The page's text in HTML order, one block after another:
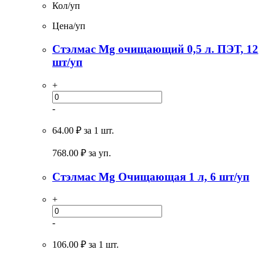
Кол/уп
Цена/уп
Стэлмас Mg очищающий 0,5 л. ПЭТ, 12
шт/уп
+
-
64.00 ₽ за 1 шт.
768.00 ₽ за уп.
Стэлмас Mg Очищающая 1 л, 6 шт/уп
+
-
106.00 ₽ за 1 шт.